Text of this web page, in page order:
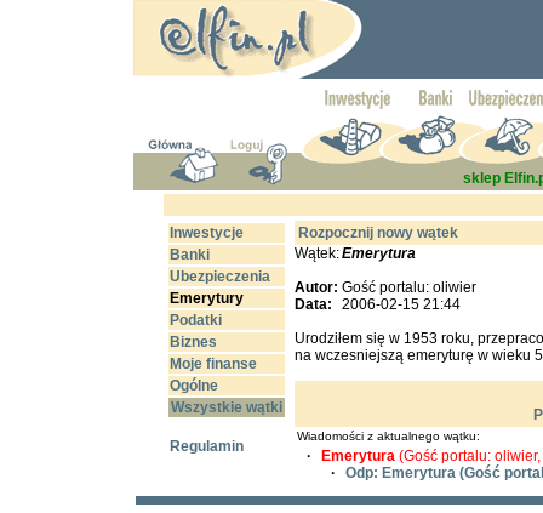
sklep
Inwestycje
Banki
Ubezpieczenia
Emerytury
Podatki
Biznes
Moje finanse
Ogólne
Wszystkie wątki
Regulamin
Rozpocznij nowy wątek
Wątek:Emerytura
Autor: Gość portalu: oliwier
Data:
2006-02-15 21:44
Urodziłem się w 1953 roku,
na wczesniejszą emeryturę w wieku
Wiadomości z aktualnego wątku:
· Emerytura (Gość portalu:
·
Odp: Emerytura (Gość